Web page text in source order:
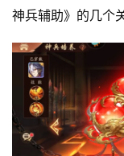
神兵辅助》的几个